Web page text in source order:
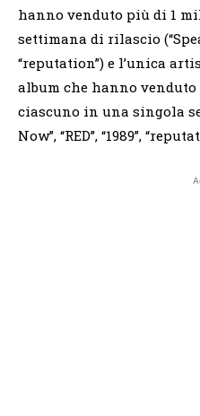
hanno venduto più di 1
settimana di rilascio
“reputation”) e l’unica
album che hanno venduto
ciascuno in una singola
Now”, “RED”, “1989”,